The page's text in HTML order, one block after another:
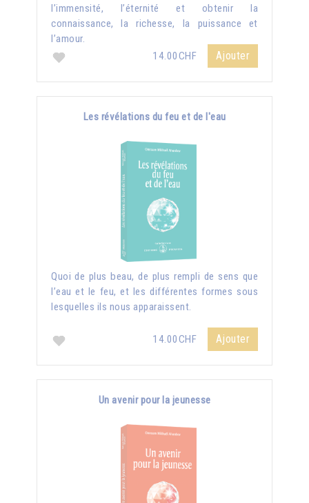
l’immensité, l’éternité et obtenir la
connaissance, la richesse, la puissance et
l’amour.
14.00CHF
Ajouter
Les révélations du feu et de l'eau
Quoi de plus beau, de plus rempli de sens que
l’eau et le feu, et les différentes formes sous
lesquelles ils nous apparaissent.
14.00CHF Ajouter
Un avenir pour la jeunesse